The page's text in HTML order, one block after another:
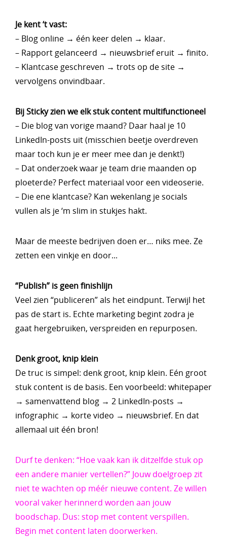
Je kent ‘t vast:
– Blog online → één keer delen → klaar.
– Rapport gelanceerd → nieuwsbrief eruit → finito.
– Klantcase geschreven → trots op de site →
vervolgens onvindbaar.
Bij Sticky zien we elk stuk content multifunctioneel
– Die blog van vorige maand? Daar haal je 10
LinkedIn-posts uit (misschien beetje overdreven
maar toch kun je er meer mee dan je denkt!)
– Dat onderzoek waar je team drie maanden op
ploeterde? Perfect materiaal voor een videoserie.
– Die ene klantcase? Kan wekenlang je socials
vullen als je ‘m slim in stukjes hakt.
Maar de meeste bedrijven doen er… niks mee. Ze
zetten een vinkje en door...
“Publish” is geen finishlijn
Veel zien “publiceren” als het eindpunt. Terwijl het
pas de start is. Echte marketing begint zodra je
gaat hergebruiken, verspreiden en repurposen.
Denk groot, knip klein
De truc is simpel: denk groot, knip klein. Eén groot
stuk content is de basis. Een voorbeeld: whitepaper
→ samenvattend blog → 2 LinkedIn-posts →
infographic → korte video → nieuwsbrief. En dat
allemaal uit één bron!
Durf te denken: “Hoe vaak kan ik ditzelfde stuk op
een andere manier vertellen?” Jouw doelgroep zit
niet te wachten op méér nieuwe content. Ze willen
vooral vaker herinnerd worden aan jouw
boodschap. Dus: stop met content verspillen.
Begin met content laten doorwerken.